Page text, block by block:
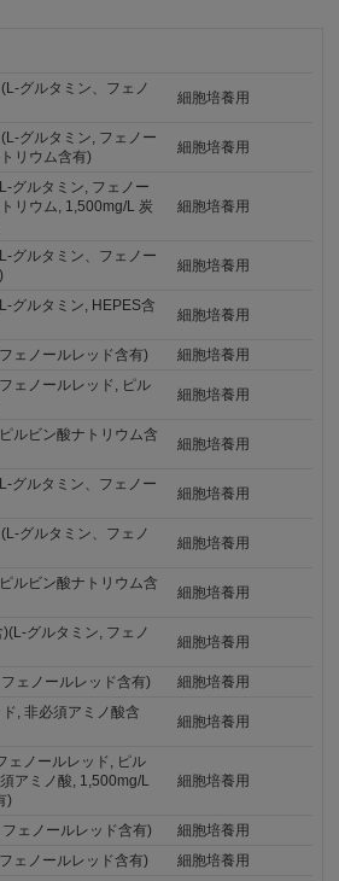
グルタミン、フェノ
細胞培養用
グルタミン, フェノー
リウム含有)
細胞培養用
グルタミン, フェノー
リウム, 1,500mg/L 炭
細胞培養用
グルタミン、フェノー
細胞培養用
グルタミン, HEPES含
細胞培養用
ェノールレッド含有)
細胞培養用
ェノールレッド, ピル
細胞培養用
ルビン酸ナトリウム含
細胞培養用
グルタミン、フェノー
細胞培養用
グルタミン、フェノ
細胞培養用
ルビン酸ナトリウム含
細胞培養用
グルタミン, フェノ
細胞培養用
ェノールレッド含有)
細胞培養用
, 非必須アミノ酸含
細胞培養用
ェノールレッド, ピル
アミノ酸, 1,500mg/L
)
細胞培養用
ェノールレッド含有)
細胞培養用
ェノールレッド含有)
細胞培養用